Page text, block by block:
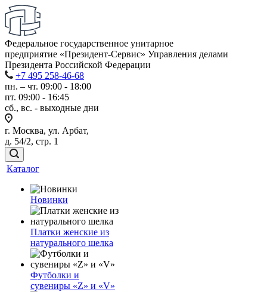
Федеральное государственное унитарное
предприятие «Президент-Сервис» Управления делами
Президента Российской Федерации
+7 495 258-46-68
пн. – чт. 09:00 - 18:00
пт. 09:00 - 16:45
сб., вс. - выходные дни
г. Москва, ул. Арбат,
д. 54/2, стр. 1
Каталог
Новинки
Платки женские из
натурального шелка
Футболки и
сувениры «Z» и «V»